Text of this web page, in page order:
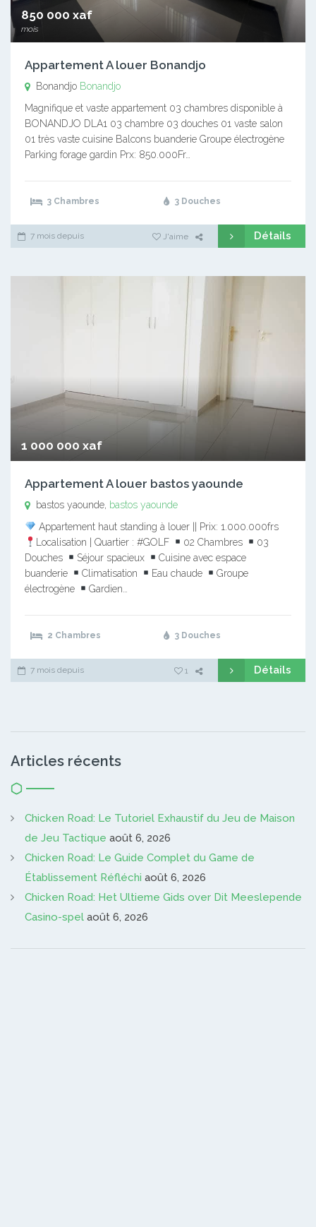
850 000 xaf
mois
Appartement A louer Bonandjo
Bonandjo Bonandjo
Magnifique et vaste appartement 03 chambres disponible à
BONANDJO DLA1 03 chambre 03 douches 01 vaste salon
01 très vaste cuisine Balcons buanderie Groupe électrogène
Parking forage gardin Prx: 850.000Fr…
3 Chambres 3 Douches
7 mois depuis J'aime Détails
1 000 000 xaf
Appartement A louer bastos yaounde
bastos yaounde, bastos yaounde
Appartement haut standing à louer || Prix: 1.000.000frs
Localisation | Quartier : #GOLF
02 Chambres
03
Douches
Séjour spacieux
Cuisine avec espace
buanderie
Climatisation Eau chaude
Groupe
électrogène
Gardien…
2 Chambres 3 Douches
7 mois depuis 1 Détails
Articles récents
Chicken Road: Le Tutoriel Exhaustif du Jeu de Maison
de Jeu Tactique août 6, 2026
Chicken Road: Le Guide Complet du Game de
Établissement Réfléchi août 6, 2026
Chicken Road: Het Ultieme Gids over Dit Meeslepende
Casino-spel août 6, 2026